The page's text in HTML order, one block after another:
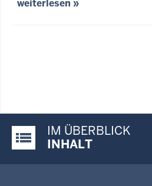
weiterlesen »
Justiz-Portal im Überblick:
IM ÜBERBLICK
INHALT